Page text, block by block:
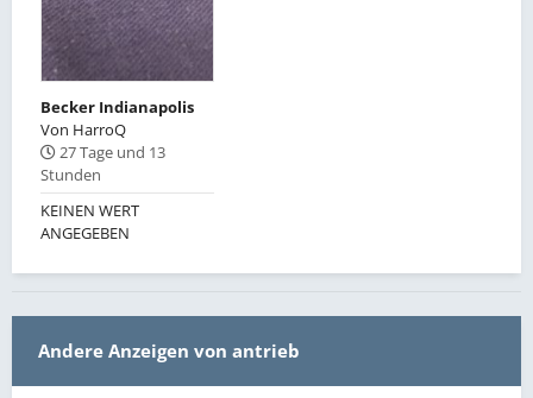
Becker Indianapolis
Von HarroQ
27 Tage und 13
Stunden
KEINEN WERT
ANGEGEBEN
Andere Anzeigen von antrieb